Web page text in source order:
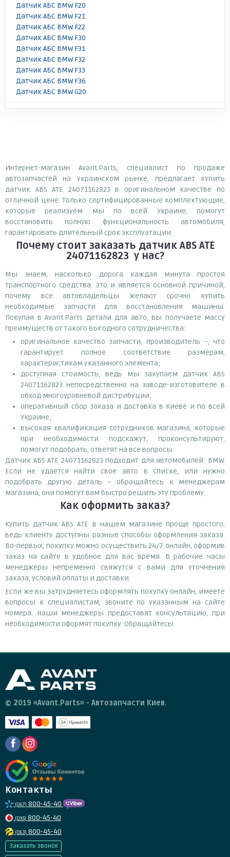
Датчик АБС BMW F20
Датчик АБС BMW F21
Датчик АБС BMW F22
Датчик АБС BMW F30
Датчик АБС BMW F31
Датчик АБС BMW F32
Датчик АБС BMW F33
Датчик АБС BMW F36
Датчик АБС BMW G20
Интернет-магазин Avant.Parts, специалист по продаже
автозапчастей на украинском рынке, предлагает купить
датчик ABS ATE 24071162823 в оригинальном качестве по
отличной цене. Только сертифицированные комплектующие,
которые реализуем мы по всей Украине, помогут
восстановить полную функциональность автомобиля,
гарантировать длительный срок эксплуатации.
Почему стоит заказать датчик ABS ATE
24071162823 у нас?
Мы знаем, насколько дорога каждая минута простоя
транспортного средства. Это и является основной причиной,
почему все автовладельцы желают срочно купить
необходимые запчасти для восстановления машины.
Покупая в Avant.Parts детали для авто, вы получаете массу
преимуществ от такого выгодного сотрудничества:
оригинальное качество запчасти, производитель –, что
гарантирует полное соответствие размерам,
характеристикам указанного элемента;
доступная стоимость, ведь мы закупаем датчик ABS
24071162823 непосредственно на заводе-изготовителе в
обход многоуровневой дистрибуции;
оперативный сбор заказа и доставка в Киеве и по всей
Украине;
высокая квалификация сотрудников магазина, которые
при необходимости подскажут, проконсультируют,
помогут подобрать, ответят на все вопросы.
Датчик ABS ATE 24071162823 подходит для автомобилей: BMW.
Если не удается найти свое авто в списке, или нужно
подобрать другую деталь – обращайтесь к менеджерам
магазина, они помогут вам быстро решить эту проблему.
Как оформить заказ?
Купить датчик ABS ATE в нашем магазине проще простого,
ведь клиенту доступны разные способы оформления заказа.
Во-первых, покупку можно осуществить 24/7 онлайн, оформив
заказ на сайте в удобное для вас время. В рабочие часы
менеджеры непременно свяжутся с вами для уточнения
заказа, условий оплаты и доставки.
Если же вы затрудняетесь оформлять покупку онлайн, имеете
вопросы к специалистам, звоните по указанным на сайте
номера. Наши менеджеры предоставят консультацию, при
необходимости оформят покупку. Обращайтесь!
© 2019 «Avant.Parts» - Автозапчасти Киев.
Контакты
(067) 800-45-40
(095) 800-45-40
(063) 800-45-40
Заказать звонок